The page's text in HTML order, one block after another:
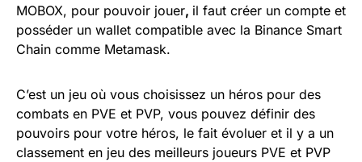
MOBOX, pour pouvoir jouer, il faut créer un compte et
posséder un wallet compatible avec la Binance Smart
Chain comme Metamask.
C’est un jeu où vous choisissez un héros pour des
combats en PVE et PVP, vous pouvez définir des
pouvoirs pour votre héros, le fait évoluer et il y a un
classement en jeu des meilleurs joueurs PVE et PVP